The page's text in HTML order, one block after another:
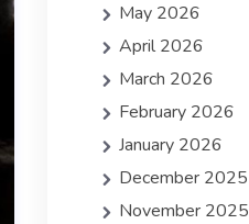
May 2026
April 2026
March 2026
February 2026
January 2026
December 2025
November 2025